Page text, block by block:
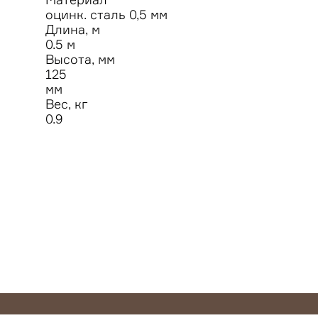
оцинк. сталь 0,5 мм
Длина, м
0.5 м
Высота, мм
125
мм
Вес, кг
0.9